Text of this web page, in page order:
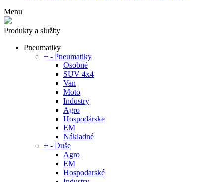
Menu
Produkty a služby
Pneumatiky
+ - Pneumatiky
Osobné
SUV 4x4
Van
Moto
Industry
Agro
Hospodárske
EM
Nákladné
+ - Duše
Agro
EM
Hospodarské